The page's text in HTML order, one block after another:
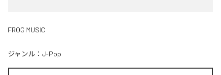
FROG MUSIC
ジャンル： J-Pop